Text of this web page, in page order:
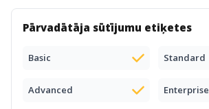
Pārvadātāja sūtījumu etiķetes
Basic Standard
Advanced Enterprise